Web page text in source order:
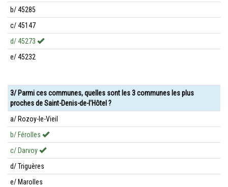
b/ 45285
c/ 45147
d/ 45273
e/ 45232
3/ Parmi ces communes, quelles sont les 3 communes les plus
proches de Saint-Denis-de-l'Hôtel ?
a/ Rozoy-le-Vieil
b/ Férolles
c/ Darvoy
d/ Triguères
e/ Marolles